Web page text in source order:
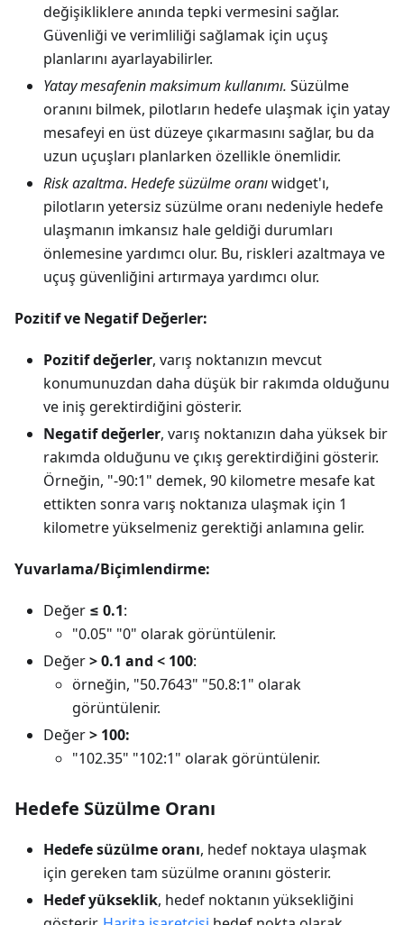
değişikliklere anında tepki vermesini sağlar.
Güvenliği ve verimliliği sağlamak için uçuş
planlarını ayarlayabilirler.
Yatay mesafenin maksimum kullanımı. Süzülme
oranını bilmek, pilotların hedefe ulaşmak için yatay
mesafeyi en üst düzeye çıkarmasını sağlar, bu da
uzun uçuşları planlarken özellikle önemlidir.
Risk azaltma. Hedefe süzülme oranıwidget'ı,
pilotların yetersiz süzülme oranı nedeniyle hedefe
ulaşmanın imkansız hale geldiği durumları
önlemesine yardımcı olur. Bu, riskleri azaltmaya ve
uçuş güvenliğini artırmaya yardımcı olur.
Pozitif ve Negatif Değerler:
Pozitif değerler, varış noktanızın mevcut
konumunuzdan daha düşük bir rakımda olduğunu
ve iniş gerektirdiğini gösterir.
Negatif değerler, varış noktanızın daha yüksek bir
rakımda olduğunu ve çıkış gerektirdiğini gösterir.
Örneğin, "-90:1" demek, 90 kilometre mesafe kat
ettikten sonra varış noktanıza ulaşmak için 1
kilometre yükselmeniz gerektiği anlamına gelir.
Yuvarlama/Biçimlendirme:
Değer ≤ 0.1:
"0.05" "0" olarak görüntülenir.
Değer> 0.1 and < 100:
örneğin, "50.7643" "50.8:1" olarak
görüntülenir.
Değer> 100:
"102.35" "102:1" olarak görüntülenir.
Hedefe Süzülme Oranı
Hedefe süzülme oranı, hedef noktaya ulaşmak
için gereken tam süzülme oranını gösterir.
Hedef yükseklik, hedef noktanın yüksekliğini